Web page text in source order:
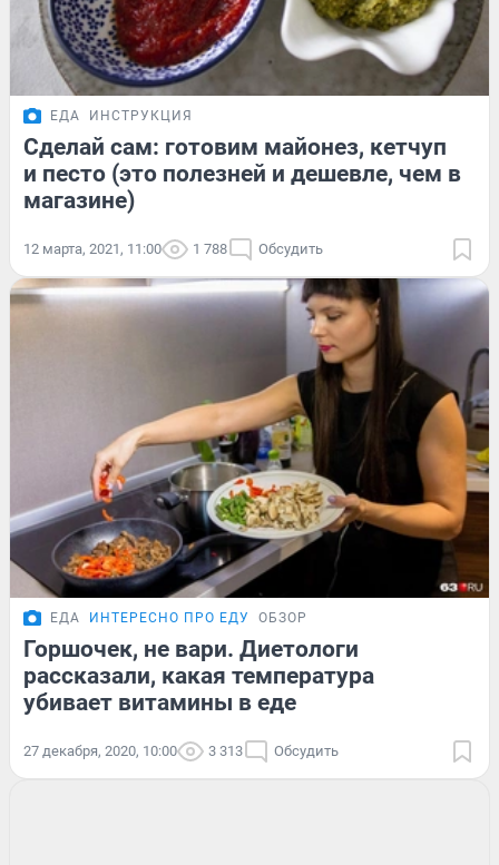
ЕДА ИНСТРУКЦИЯ
Сделай сам: готовим майонез, кетчуп
и песто (это полезней и дешевле, чем в
магазине)
12 марта, 2021, 11:00 1 788 Обсудить
ЕДА ИНТЕРЕСНО ПРО ЕДУ ОБЗОР
Горшочек, не вари. Диетологи
рассказали, какая температура
убивает витамины в еде
27 декабря, 2020, 10:00 3 313 Обсудить